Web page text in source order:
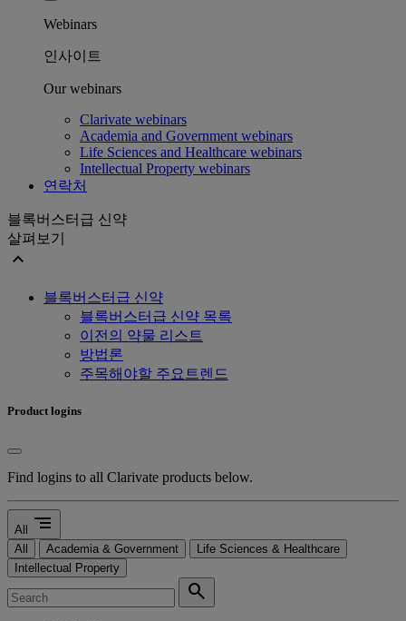
Webinars
인사이트
Our webinars
Clarivate webinars
Academia and Government webinars
Life Sciences and Healthcare webinars
Intellectual Property webinars
연락처
블록버스터급 신약
살펴보기
expand_less
블록버스터급 신약
블록버스터급 신약 목록
이전의 약물 리스트
방법론
주목해야할 주요트렌드
Product logins
Find logins to all Clarivate products below.
All segment
All Academia & Government
Life Sciences & Healthcare
Intellectual Property
search